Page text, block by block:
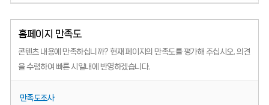
홈페이지 만족도
콘텐츠 내용에 만족하십니까? 현재 페이지의 만족도를 평가해 주십시오. 의견
을 수렴하여 빠른 시일내에 반영하겠습니다.
만족도조사